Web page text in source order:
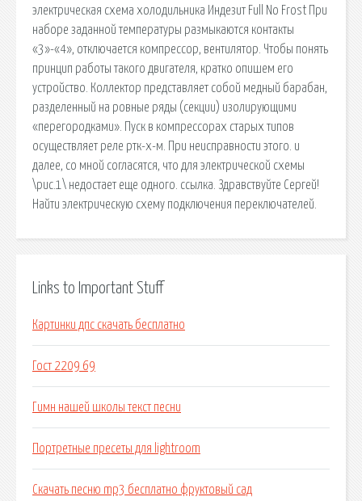
электрическая схема холодильника Индезит Full No Frost При
наборе заданной температуры размыкаются контакты
«3»-«4», отключается компрессор, вентилятор. Чтобы понять
принцип работы такого двигателя, кратко опишем его
устройство. Коллектор представляет собой медный барабан,
разделенный на ровные ряды (секции) изолирующими
«перегородками». Пуск в компрессорах старых типов
осуществляет реле ртк-х-м. При неисправности этого. и
далее, со мной согласятся, что для электрической схемы
\рис.1\ недостает еще одного. ссылка. Здравствуйте Сергей!
Найти электрическую схему подключения переключателей.
Links to Important Stuff
Картинки дпс скачать бесплатно
Гост 2209 69
Гимн нашей школы текст песни
Портретные пресеты для lightroom
Скачать песню mp3 бесплатно фруктовый сад